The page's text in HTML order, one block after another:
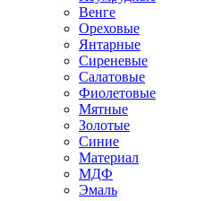
Венге
Ореховые
Янтарные
Сиреневые
Салатовые
Фиолетовые
Мятные
Золотые
Синие
Материал
МДФ
Эмаль